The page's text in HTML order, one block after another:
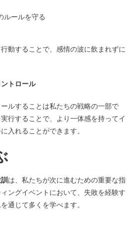
ルールを守る
動することで、感情の波に飲まれずに
トロール
ルすることは私たちの戦略の一部で
行することで、より一体感を持ってイ
入れることができます。
は、私たちが次に進むための重要な指
ングイベントにおいて、失敗を経験す
通じて多くを学べます。